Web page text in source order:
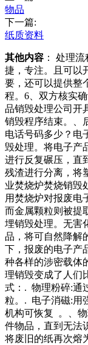
物品
下一篇:
纸质资料
其他内容 ： 处理
捷，专注。且可以
要，还可以提供整
程。6、双方核实
品销毁处理公司开
销毁程序结束。、
电话号码多少？电
毁处理。将电子产
进行反复碾压，直
残渣进行分离，将
业焚烧炉焚烧销毁
用焚烧炉对报废电
而金属颗粒则被提
埋销毁处理。无害
品，将可自然降解
下，报废的电子
种各样的涉密载体
理销毁变成了人们
式：. 物理粉碎:通
粒。. 电子消磁:用
机构可恢复 。、
件物品，直到无法
将废旧的纸再次熔